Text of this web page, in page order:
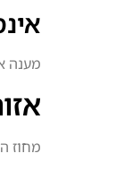
מענה
מחוז